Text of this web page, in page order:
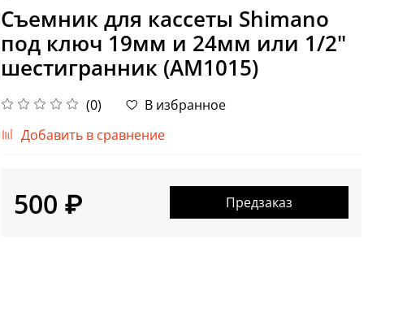
Съемник для кассеты Shimano
под ключ 19мм и 24мм или 1/2"
шестигранник (AM1015)
(0)
В избранное
Добавить в сравнение
500 ₽ Предзаказ